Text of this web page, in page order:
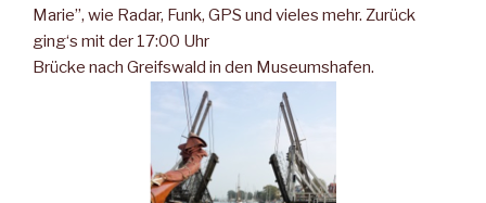
Marie”, wie Radar, Funk, GPS und vieles mehr. Zurück
ging‘s mit der 17:00 Uhr
Brücke nach Greifswald in den Museumshafen.